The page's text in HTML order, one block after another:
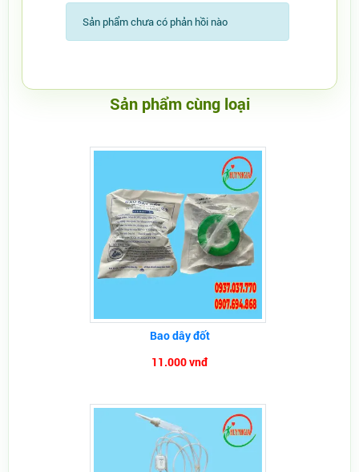
Sản phẩm chưa có phản hồi nào
Sản phẩm cùng loại
Bao dây đốt
11.000 vnđ